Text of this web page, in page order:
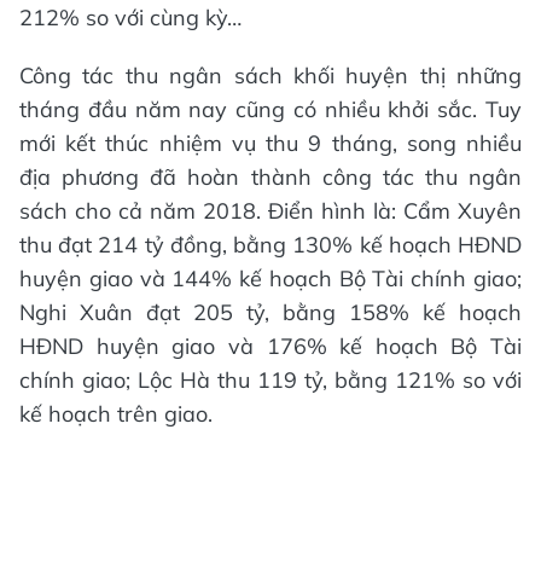
212% so với cùng kỳ…
Công tác thu ngân sách khối huyện thị những
tháng đầu năm nay cũng có nhiều khởi sắc. Tuy
mới kết thúc nhiệm vụ thu 9 tháng, song nhiều
địa phương đã hoàn thành công tác thu ngân
sách cho cả năm 2018. Điển hình là: Cẩm Xuyên
thu đạt 214 tỷ đồng, bằng 130% kế hoạch HĐND
huyện giao và 144% kế hoạch Bộ Tài chính giao;
Nghi Xuân đạt 205 tỷ, bằng 158% kế hoạch
HĐND huyện giao và 176% kế hoạch Bộ Tài
chính giao; Lộc Hà thu 119 tỷ, bằng 121% so với
kế hoạch trên giao.